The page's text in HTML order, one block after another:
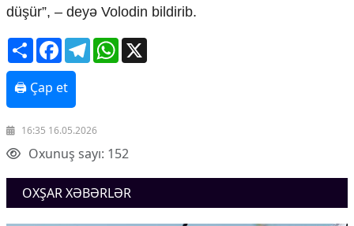
İqtisadi xəbərlər
Neft-qaz
Əmək və sosial siyasət
Kənd təsərrüfatı
Hərbi sənaye
COP29
Cəmiyyət
Crossmedia.az - 1 yaş
Siyasət
düşür”, – deyə Volodin bildirib.
ShareFacebookTelegramWhatsApp
🖨 Çap et
16:35 16.05.2026
Oxunuş sayı: 152
OXŞAR XƏBƏRLƏR